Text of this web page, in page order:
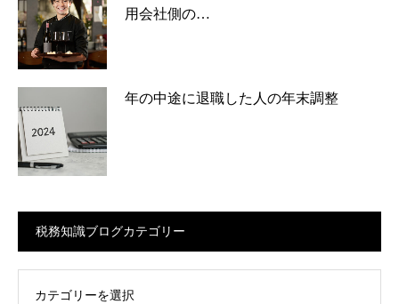
用会社側の…
年の中途に退職した人の年末調整
税務知識ブログカテゴリー